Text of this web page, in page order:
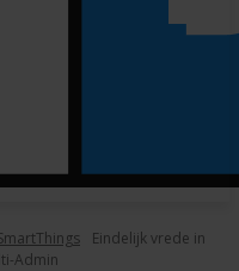
Eindelijk vrede in
Admin